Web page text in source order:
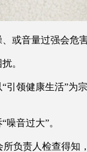
或音量过强会危
。
引领健康生活”为
音过大”。
负责人检查得